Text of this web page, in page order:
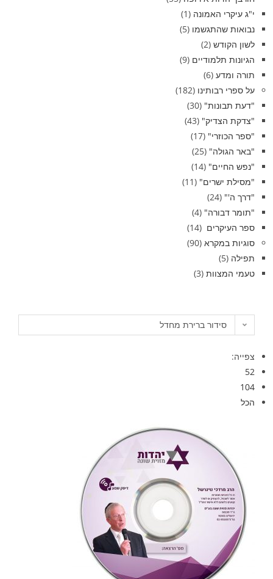
י"ג עיקרי האמונה (1)
נבואות שהתגשמו (5)
לשון הקודש (2)
הגיונות תלמודיים (9)
תורה ומדע (6)
על ספרי רבותינו (182)
"דעת תבונות" (30)
"צדקת הצדיק" (43)
"ספר הכוזרי" (17)
"באר הגולה" (25)
"נפש החיים" (14)
"מסילת ישרים" (11)
"דרך ה'" (24)
"תומר דבורה" (4)
ספר העיקרים (14)
סוגיות במקרא (90)
תפילה (5)
טעמי המצוות (3)
סידור ברירת מחדל
צפייה:
52
104
הכל